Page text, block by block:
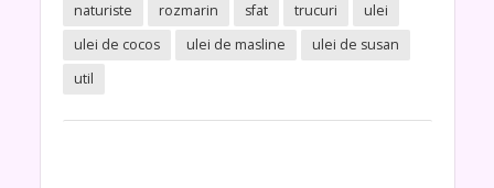
naturiste
rozmarin sfat trucuri
ulei
ulei de cocos
ulei de masline
ulei de susan
util